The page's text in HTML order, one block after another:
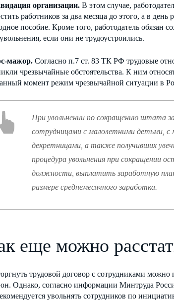
организации. В этом случае,
работников за два месяца до этого, а в
пособие. Кроме того, работодатель обязан
если они не трудоустроились.
мажор. Согласно п.7 ст. 83 ТК РФ трудовые
чрезвычайные обстоятельства. К ним
момент режим чрезвычайной ситуации в
При увольнении по сокращению штата
сотрудницами с малолетними детьми, с
декретницами, а также получивших
процедура увольнения при сокращении
должности, выплатить заработную
размере среднемесячного заработка.
еще можно
трудовой договор с сотрудниками
Однако, согласно информации Минтруда
увольнять сотрудников по